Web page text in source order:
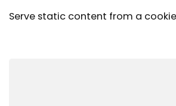
Serve static content from a